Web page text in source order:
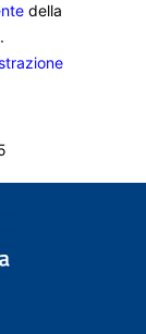
della